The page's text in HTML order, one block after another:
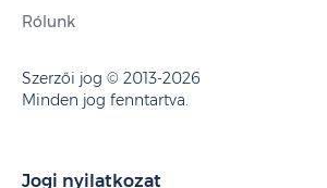
Rólunk
Szerzői jog © 2013-2026
Minden jog fenntartva.
Jogi nyilatkozat